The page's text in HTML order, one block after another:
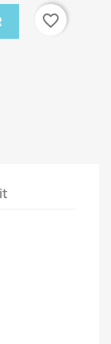
favorite_border